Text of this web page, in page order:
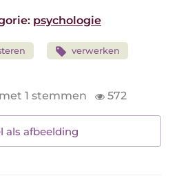
psychologie
verwerken
1 stemmen 572
als afbeelding